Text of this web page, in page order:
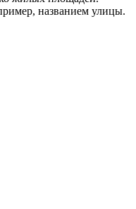
названием улицы.